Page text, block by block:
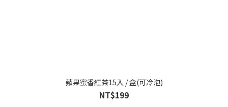
蘋果蜜香紅茶15入 / 盒(可冷泡)
NT$199